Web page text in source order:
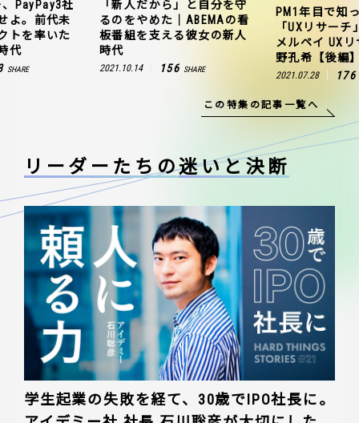
PayPay3社
よ。前代未
トを率いた
代
SHARE
「新人だから」と自分を守
るのをやめた｜ABEMAの看
板番組を支える彼女の新人
時代
2021.10.14 156 SHARE
PM1年目で知
「UXリサー
メルペイ UX
野孔希【後編
2021.07.28 176
この特集の記事一覧へ
リーダーたちの迷いと決断
学生起業の失敗を経て、30歳でIPO社長に。